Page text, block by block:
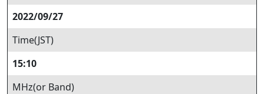
2022/09/27
Time(JST)
15:10
MHz(or Band)